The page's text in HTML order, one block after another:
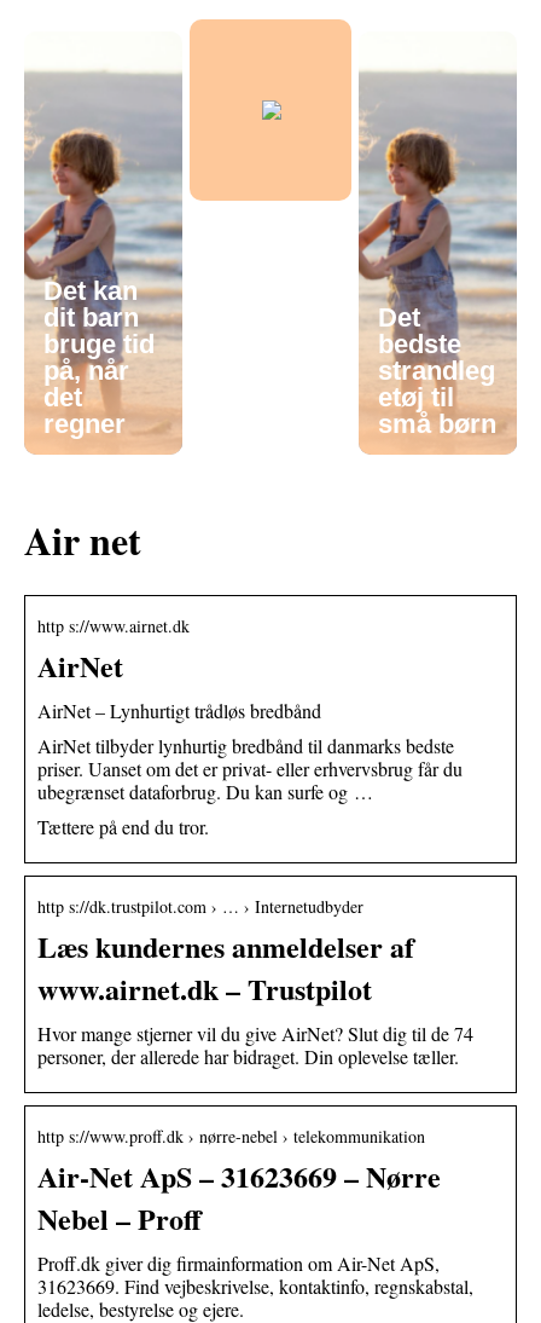
Det kan
dit barn
bruge tid
på, når
det
regner
Det
bedste
strandleg
etøj til
små børn
Air net
http s://www.airnet.dk
AirNet
AirNet – Lynhurtigt trådløs bredbånd
AirNet tilbyder lynhurtig bredbånd til danmarks bedste
priser. Uanset om det er privat- eller erhvervsbrug får du
ubegrænset dataforbrug. Du kan surfe og …
Tættere på end du tror.
http s://dk.trustpilot.com › … › Internetudbyder
Læs kundernes anmeldelser af
www.airnet.dk – Trustpilot
Hvor mange stjerner vil du give AirNet? Slut dig til de 74
personer, der allerede har bidraget. Din oplevelse tæller.
http s://www.proff.dk › nørre-nebel › telekommunikation
Air-Net ApS – 31623669 – Nørre
Nebel – Proff
Proff.dk giver dig firmainformation om Air-Net ApS,
31623669. Find vejbeskrivelse, kontaktinfo, regnskabstal,
ledelse, bestyrelse og ejere.